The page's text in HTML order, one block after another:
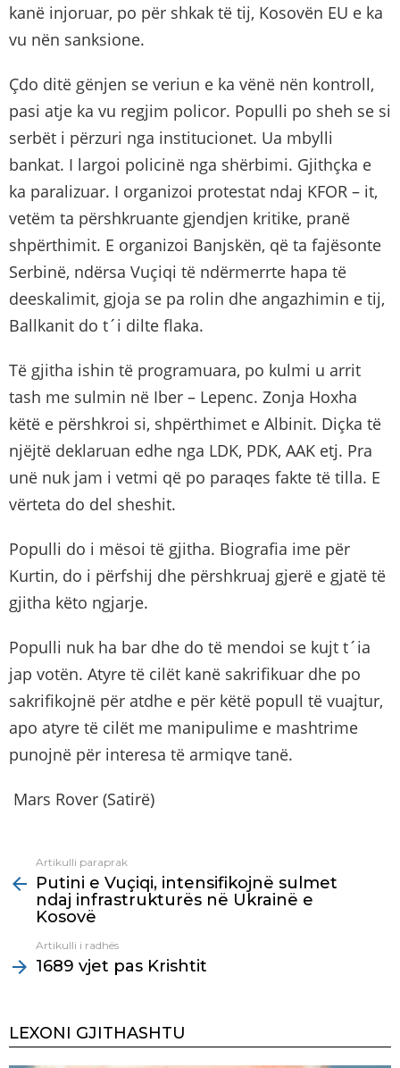
kanë injoruar, po për shkak të tij, Kosovën EU e ka
vu nën sanksione.
Çdo ditë gënjen se veriun e ka vënë nën kontroll,
pasi atje ka vu regjim policor. Populli po sheh se si
serbët i përzuri nga institucionet. Ua mbylli
bankat. I largoi policinë nga shërbimi. Gjithçka e
ka paralizuar. I organizoi protestat ndaj KFOR – it,
vetëm ta përshkruante gjendjen kritike, pranë
shpërthimit. E organizoi Banjskën, që ta fajësonte
Serbinë, ndërsa Vuçiqi të ndërmerrte hapa të
deeskalimit, gjoja se pa rolin dhe angazhimin e tij,
Ballkanit do t´i dilte flaka.
Të gjitha ishin të programuara, po kulmi u arrit
tash me sulmin në Iber – Lepenc. Zonja Hoxha
këtë e përshkroi si, shpërthimet e Albinit. Diçka të
njëjtë deklaruan edhe nga LDK, PDK, AAK etj. Pra
unë nuk jam i vetmi që po paraqes fakte të tilla. E
vërteta do del sheshit.
Populli do i mësoi të gjitha. Biografia ime për
Kurtin, do i përfshij dhe përshkruaj gjerë e gjatë të
gjitha këto ngjarje.
Populli nuk ha bar dhe do të mendoi se kujt t´ia
jap votën. Atyre të cilët kanë sakrifikuar dhe po
sakrifikojnë për atdhe e për këtë popull të vuajtur,
apo atyre të cilët me manipulime e mashtrime
punojnë për interesa të armiqve tanë.
Mars Rover (Satirë)
more
Artikulli paraprak
Putini e Vuçiqi, intensifikojnë sulmet
ndaj infrastrukturës në Ukrainë e
Kosovë
Artikulli i radhës
1689 vjet pas Krishtit
LEXONI GJITHASHTU